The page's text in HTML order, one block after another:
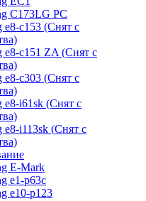
C173LG PC
e8-c153 (Снят с
e8-c151 ZA (Снят с
e8-c303 (Снят с
e8-i61sk (Снят с
e8-i113sk (Снят с
E-Mark
e1-p63с
e10-p123